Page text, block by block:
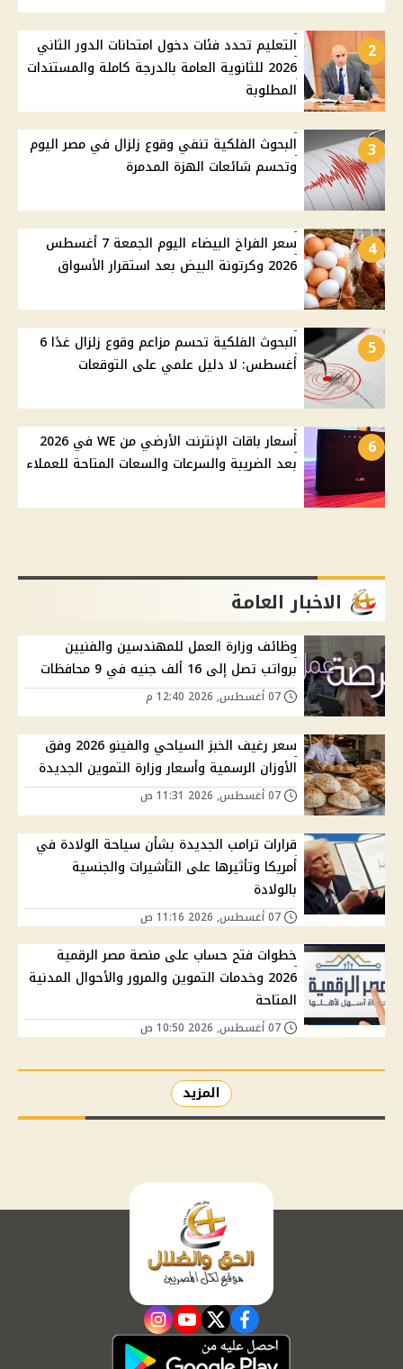
2
التعليم تحدد فئات دخول امتحانات الدور الثاني
2026 للثانوية العامة بالدرجة كاملة والمستندات
المطلوبة
3
البحوث الفلكية تنفي وقوع زلزال في مصر اليوم
وتحسم شائعات الهزة المدمرة
4
سعر الفراخ البيضاء اليوم الجمعة 7 أغسطس
2026 وكرتونة البيض بعد استقرار الأسواق
5
البحوث الفلكية تحسم مزاعم وقوع زلزال غدًا 6
أغسطس: لا دليل علمي على التوقعات
6
أسعار باقات الإنترنت الأرضي من WE في 2026
بعد الضريبة والسرعات والسعات المتاحة للعملاء
الاخبار العامة
وظائف وزارة العمل للمهندسين والفنيين
برواتب تصل إلى 16 ألف جنيه في 9 محافظات
سعر رغيف الخبز السياحي والفينو 2026 وفق
الأوزان الرسمية وأسعار وزارة التموين الجديدة
قرارات ترامب الجديدة بشأن سياحة الولادة في
أمريكا وتأثيرها على التأشيرات والجنسية
بالولادة
خطوات فتح حساب على منصة مصر الرقمية
2026 وخدمات التموين والمرور والأحوال المدنية
المتاحة
المزيد
facebook
twitter
youtube
instagram